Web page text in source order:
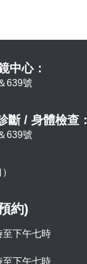
中心：
639號
斷 / 身體檢查：
639號
約)
至下午七時
至下午七時